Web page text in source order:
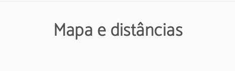
Mapa e distâncias